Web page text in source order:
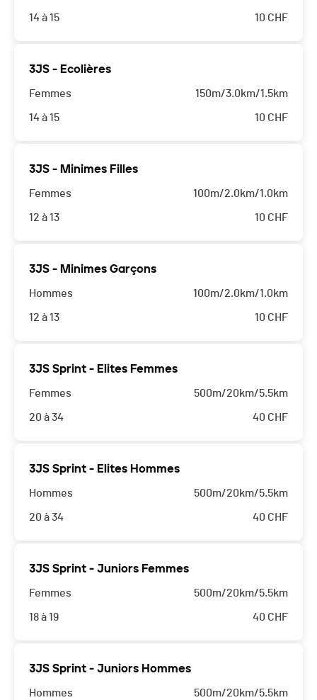
14 à 15 10 CHF
3JS - Ecolières
Femmes
14 à 15
150m/3.0km/1.5km
10 CHF
3JS - Minimes Filles
Femmes
12 à 13
100m/2.0km/1.0km
10 CHF
3JS - Minimes Garçons
Hommes
12 à 13
100m/2.0km/1.0km
10 CHF
3JS Sprint - Elites Femmes
Femmes
20 à 34
500m/20km/5.5km
40 CHF
3JS Sprint - Elites Hommes
Hommes
20 à 34
500m/20km/5.5km
40 CHF
3JS Sprint - Juniors Femmes
Femmes
18 à 19
500m/20km/5.5km
40 CHF
3JS Sprint - Juniors Hommes
Hommes 500m/20km/5.5km